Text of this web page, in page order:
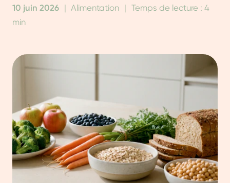
10 juin 2026 Alimentation
Temps de lecture : 4
min